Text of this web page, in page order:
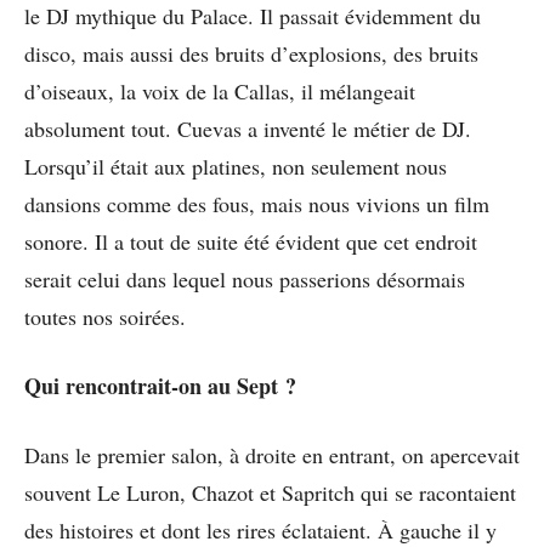
le DJ mythique du Palace. Il passait évidemment du
disco, mais aussi des bruits d’explosions, des bruits
d’oiseaux, la voix de la Callas, il mélangeait
absolument tout. Cuevas a inventé le métier de DJ.
Lorsqu’il était aux platines, non seulement nous
dansions comme des fous, mais nous vivions un film
sonore. Il a tout de suite été évident que cet endroit
serait celui dans lequel nous passerions désormais
toutes nos soirées.
Qui rencontrait-on au Sept ?
Dans le premier salon, à droite en entrant, on apercevait
souvent Le Luron, Chazot et Sapritch qui se racontaient
des histoires et dont les rires éclataient. À gauche il y